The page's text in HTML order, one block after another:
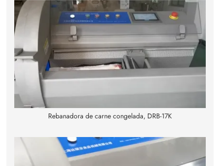
Rebanadora de carne congelada, DRB-17K